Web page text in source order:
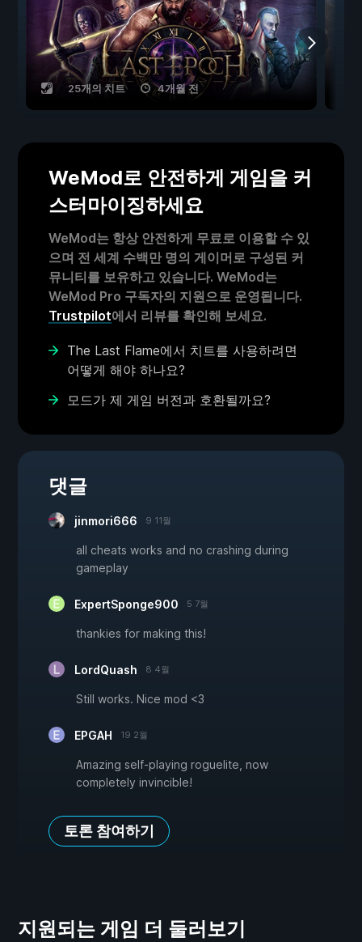
25개의 치트 4개월 전
WeMod로 안전하게 게임을 커
스터마이징하세요
WeMod는 항상 안전하게 무료로 이용할 수 있
으며 전 세계 수백만 명의 게이머로 구성된 커
뮤니티를 보유하고 있습니다. WeMod는
WeMod Pro 구독자의 지원으로 운영됩니다.
Trustpilot에서 리뷰를 확인해 보세요.
The Last Flame에서 치트를 사용하려면
어떻게 해야 하나요?
모드가 제 게임 버전과 호환될까요?
댓글
jinmori666 9 11월
all cheats works and no crashing during
gameplay
ExpertSponge900 5 7월
thankies for making this!
LordQuash 8 4월
Still works. Nice mod <3
EPGAH 19 2월
Amazing self-playing roguelite, now
completely invincible!
토론 참여하기
지원되는 게임 더 둘러보기